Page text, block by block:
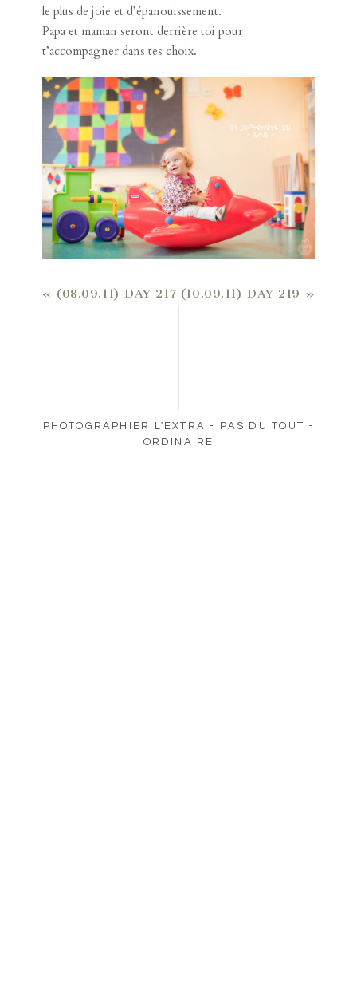
le plus de joie et d’épanouissement.
Papa et maman seront derrière toi pour
t’accompagner dans tes choix.
« (08.09.11) DAY 217 (10.09.11) DAY 219 »
PHOTOGRAPHIER L'EXTRA - PAS DU TOUT -
ORDINAIRE